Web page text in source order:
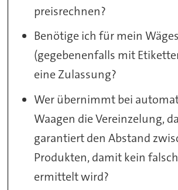
preisrechnen?
Benötige ich für mein
(gegebenenfalls mit
eine Zulassung?
Wer übernimmt bei
Waagen die Vereinzelung,
garantiert den Abstand
Produkten, damit kein
ermittelt wird?